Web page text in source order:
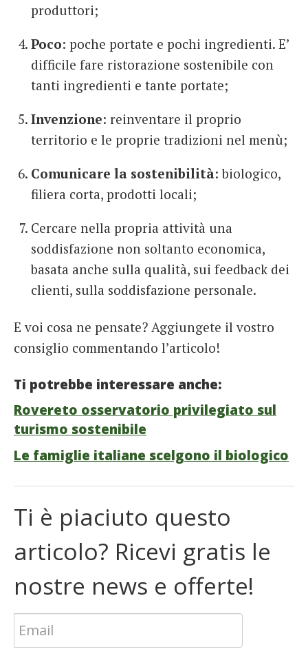
produttori;
Poco: poche portate e pochi ingredienti. E’
difficile fare ristorazione sostenibile con
tanti ingredienti e tante portate;
Invenzione: reinventare il proprio
territorio e le proprie tradizioni nel menù;
Comunicare la sostenibilità: biologico,
filiera corta, prodotti locali;
Cercare nella propria attività una
soddisfazione non soltanto economica,
basata anche sulla qualità, sui feedback dei
clienti, sulla soddisfazione personale.
E voi cosa ne pensate? Aggiungete il vostro
consiglio commentando l’articolo!
Ti potrebbe interessare anche:
Rovereto osservatorio privilegiato sul
turismo sostenibile
Le famiglie italiane scelgono il biologico
Ti è piaciuto questo
articolo? Ricevi gratis le
nostre news e offerte!